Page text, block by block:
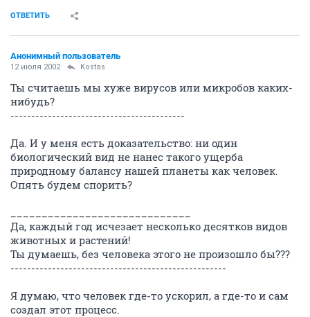
ОТВЕТИТЬ
Анонимный пользователь
12 июля 2002 Kostas
Ты считаешь мы хуже вирусов или микробов каких-
нибудь?
------------------------------------------
Да. И у меня есть доказательство: ни один
биологический вид не нанес такого ущерба
природному балансу нашей планеты как человек.
Опять будем спорить?
Да, каждый год исчезает несколько десятков видов
животных и растений!
Ты думаешь, без человека этого не произошло бы???
----------------------------------------------------
Я думаю, что человек где-то ускорил, а где-то и сам
создал этот процесс.